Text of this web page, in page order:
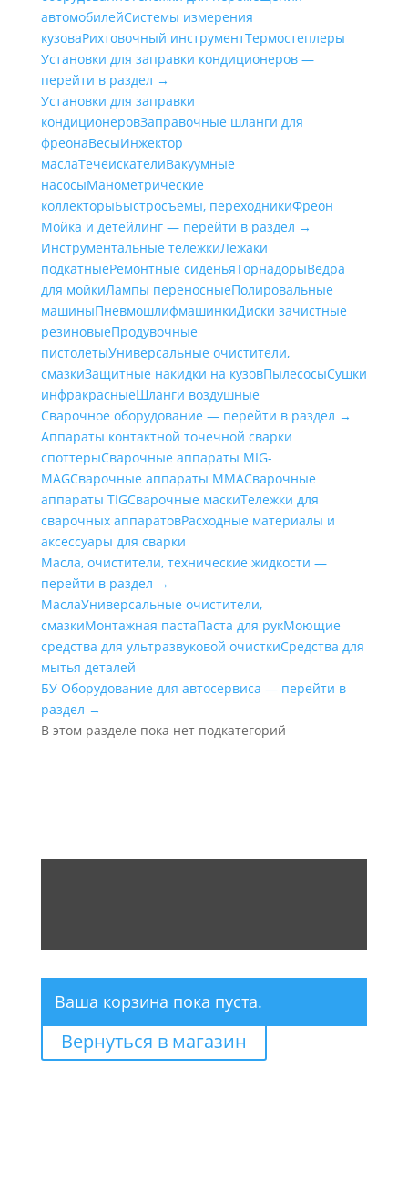
автомобилейСистемы измерения
кузоваРихтовочный инструментТермостеплеры
Установки для заправки кондиционеров —
перейти в раздел →
Установки для заправки
кондиционеровЗаправочные шланги для
фреонаВесыИнжектор
маслаТечеискателиВакуумные
насосыМанометрические
коллекторыБыстросъемы, переходникиФреон
Мойка и детейлинг — перейти в раздел →
Инструментальные тележкиЛежаки
подкатныеРемонтные сиденьяТорнадорыВедра
для мойкиЛампы переносныеПолировальные
машиныПневмошлифмашинкиДиски зачистные
резиновыеПродувочные
пистолетыУниверсальные очистители,
смазкиЗащитные накидки на кузовПылесосыСушки
инфракрасныеШланги воздушные
Сварочное оборудование — перейти в раздел →
Аппараты контактной точечной сварки
cпоттерыСварочные аппараты MIG-
MAGСварочные аппараты MMAСварочные
аппараты TIGСварочные маскиТележки для
сварочных аппаратовРасходные материалы и
аксессуары для сварки
Масла, очистители, технические жидкости —
перейти в раздел →
МаслаУниверсальные очистители,
смазкиМонтажная пастаПаста для рукМоющие
средства для ультразвуковой очисткиСредства для
мытья деталей
БУ Оборудование для автосервиса — перейти в
раздел →
В этом разделе пока нет подкатегорий
Ваша корзина пока пуста.
Вернуться в магазин